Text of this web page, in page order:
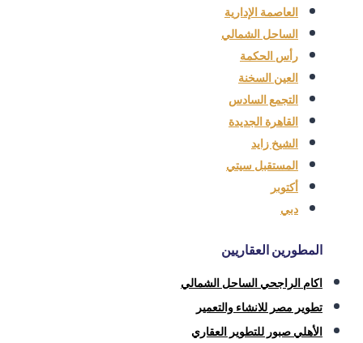
العاصمة الإدارية
الساحل الشمالي
رأس الحكمة
العين السخنة
التجمع السادس
القاهرة الجديدة
الشيخ زايد
المستقبل سيتي
أكتوبر
دبي
المطورين العقاريين
اكام الراجحي الساحل الشمالي
تطوير مصر للانشاء والتعمير
الأهلي صبور للتطوير العقاري